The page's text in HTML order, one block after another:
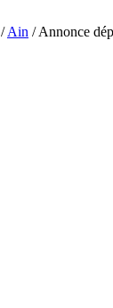
/Ain / Annonce